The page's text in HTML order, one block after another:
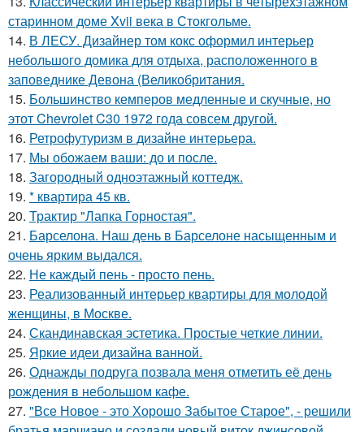
старинном доме Xvii века в Стокгольме.
14. В ЛЕСУ. Дизайнер том кокс оформил интерьер
небольшого домика для отдыха, расположенного в
заповеднике Девона (Великобритания.
15. Большинство кемперов медленные и скучные, но
этот Chevrolet C30 1972 года совсем другой.
16. Ретрофутуризм в дизайне интерьера.
17. Мы обожаем ваши: до и после.
18. Загородный одноэтажный коттедж.
19. * квартира 45 кв.
20. Трактир "Лапка Горностая".
21. Барселона. Наш день в Барселоне насыщенным и
очень ярким выдался.
22. Не каждый пень - просто пень.
23. Реализованный интерьер квартиры для молодой
женщины, в Москве.
24. Скандинавская эстетика. Простые четкие линии.
25. Яркие идеи дизайна ванной.
26. Однажды подруга позвала меня отметить её день
рождения в небольшом кафе.
27. "Все Новое - это Хорошо Забытое Старое", - решили